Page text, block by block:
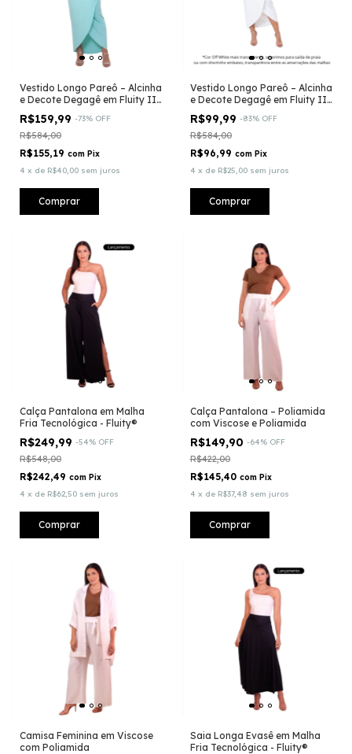
Vestido Longo Pareô – Alcinha
e Decote Degagê em Fluity II
R$159,99 -73% OFF
R$584,00
R$155,19 com Pix
4 x de R$40,00 sem juros
Comprar
Vestido Longo Pareô – Alcinha
e Decote Degagê em Fluity II
R$99,99 -83% OFF
R$584,00
R$96,99 com Pix
4 x de R$25,00 sem juros
Comprar
Calça Pantalona em Malha
Fria Tecnológica - Fluity®
R$249,99 -54% OFF
R$548,00
R$242,49 com Pix
4 x de R$62,50 sem juros
Comprar
Calça Pantalona – Poliamida
com Viscose e Poliamida
R$149,90 -64% OFF
R$422,00
R$145,40 com Pix
4 x de R$37,48 sem juros
Comprar
Camisa Feminina em Viscose
com Poliamida
Saia Longa Evasê em Malha
Fria Tecnológica - Fluity®